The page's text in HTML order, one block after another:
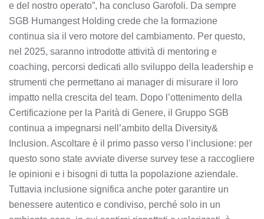
e del nostro operato”, ha concluso Garofoli. Da sempre
SGB Humangest Holding crede che la formazione
continua sia il vero motore del cambiamento. Per questo,
nel 2025, saranno introdotte attività di mentoring e
coaching, percorsi dedicati allo sviluppo della leadership e
strumenti che permettano ai manager di misurare il loro
impatto nella crescita del team. Dopo l’ottenimento della
Certificazione per la Parità di Genere, il Gruppo SGB
continua a impegnarsi nell’ambito della Diversity&
Inclusion. Ascoltare è il primo passo verso l’inclusione: per
questo sono state avviate diverse survey tese a raccogliere
le opinioni e i bisogni di tutta la popolazione aziendale.
Tuttavia inclusione significa anche poter garantire un
benessere autentico e condiviso, perché solo in un